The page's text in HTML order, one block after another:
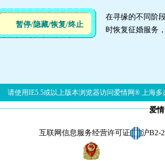
暂停/隐藏/恢复/终止
在寻缘的不同阶
时恢复征婚服务
请使用IE5.5或以上版本浏览器访问爱情网® 上海多
爱
互联网信息服务经营许可证 沪B2-